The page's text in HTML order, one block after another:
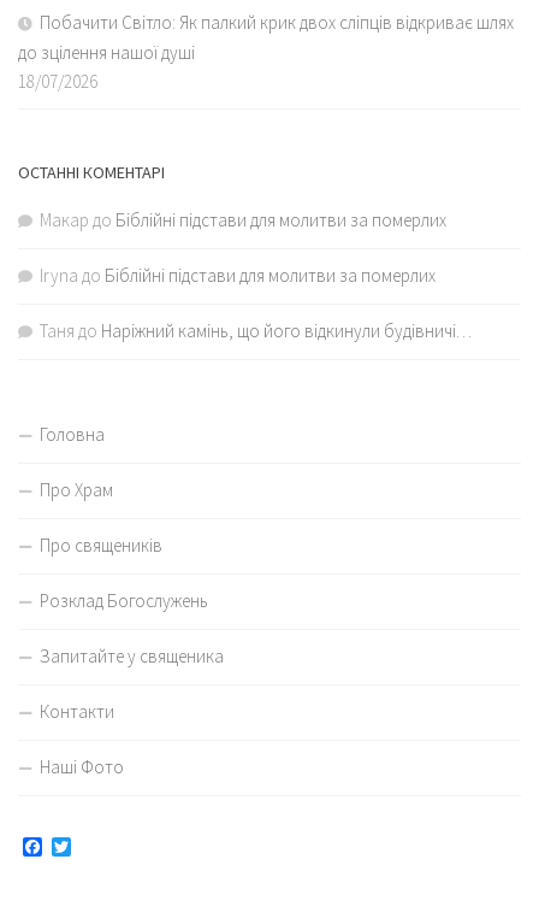
Побачити Світло: Як палкий крик двох сліпців відкриває шлях
до зцілення нашої душі
18/07/2026
ОСТАННІ КОМЕНТАРІ
Макар до Біблійні підстави для молитви за померлих
Iryna до Біблійні підстави для молитви за померлих
Таня до Наріжний камінь, що його відкинули будівничі…
Головна
Про Храм
Про священиків
Розклад Богослужень
Запитайте у священика
Контакти
Наші Фото
Facebook